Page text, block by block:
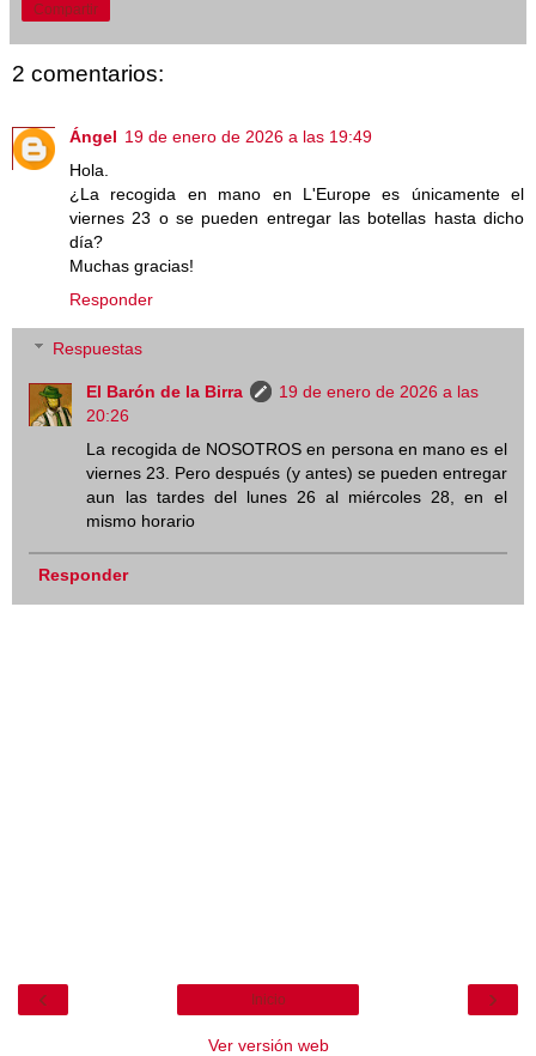
Compartir
2 comentarios:
Ángel 19 de enero de 2026 a las 19:49
Hola.
¿La recogida en mano en L'Europe es únicamente el
viernes 23 o se pueden entregar las botellas hasta dicho
día?
Muchas gracias!
Responder
Respuestas
El Barón de la Birra
19 de enero de 2026 a las
20:26
La recogida de NOSOTROS en persona en mano es el
viernes 23. Pero después (y antes) se pueden entregar
aun las tardes del lunes 26 al miércoles 28, en el
mismo horario
Responder
‹ ›
Inicio
Ver versión web